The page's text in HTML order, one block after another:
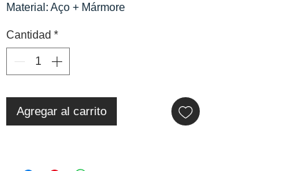
Material: Aço + Mármore
Peso: 166,00 kg
Cantidad *
Agregar al carrito